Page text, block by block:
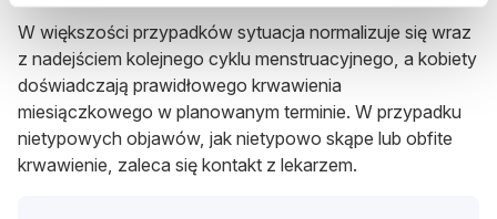
W większości przypadków sytuacja normalizuje się wraz
z nadejściem kolejnego cyklu menstruacyjnego, a kobiety
doświadczają prawidłowego krwawienia
miesiączkowego w planowanym terminie. W przypadku
nietypowych objawów, jak nietypowo skąpe lub obfite
krwawienie, zaleca się kontakt z lekarzem.